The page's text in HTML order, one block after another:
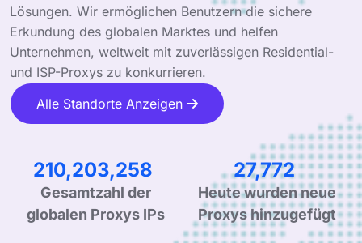
Lösungen. Wir ermöglichen Benutzern die sichere
Erkundung des globalen Marktes und helfen
Unternehmen, weltweit mit zuverlässigen Residential-
und ISP-Proxys zu konkurrieren.
Alle Standorte Anzeigen
331,401,533
Gesamtzahl der
globalen Proxys IPs
43,785
Heute wurden neue
Proxys hinzugefügt